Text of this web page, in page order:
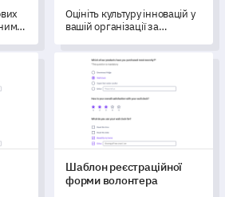
Оцініть культуру інновацій у
вашій організації за
шаблону.
зв'язкуШаблон реєстраційної
Шаблон реєстраційної
форми волонтера